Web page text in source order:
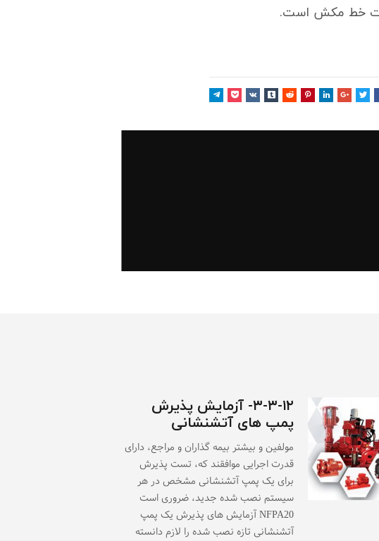
خط مکش است.
۳-۳-۱۲- آزمایش پذیرش
پمپ های آتشنشانی
مولفین و بیشتر بیمه گذاران و مراجع، دارای
قدرت اجرایی موافقند که، تست پذیرش
برای یک پمپ آتشنشانی مشخص در هر
سیستم نصب شده جدید، ضروری است
NFPA20 آزمایش های پذیرش یک پمپ
آتشنشانی تازه نصب شده را لازم دانسته